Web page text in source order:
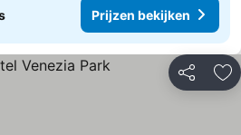
Prijzen bekijken
Delen